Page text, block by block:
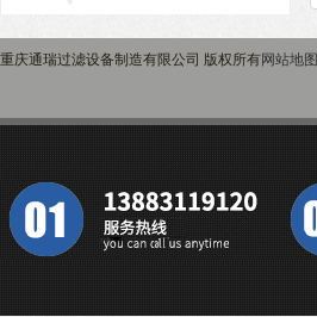
重庆通瑞过滤设备制造有限公司 版权所有网站地图